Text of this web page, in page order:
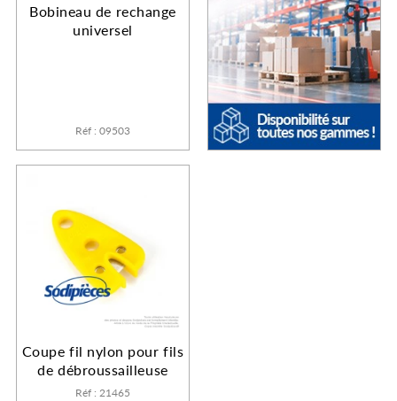
Bobineau de rechange
universel
Réf : 09503
Coupe fil nylon pour fils
de débroussailleuse
Réf : 21465